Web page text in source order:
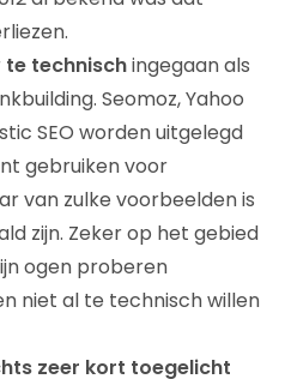
te technischingegaan als
Seomoz, Yahoo
SEO worden uitgelegd
gebruiken voor
van zulke voorbeelden is
zijn. Zeker op het gebied
ogen proberen
niet al te technisch willen
zeer kort toegelicht